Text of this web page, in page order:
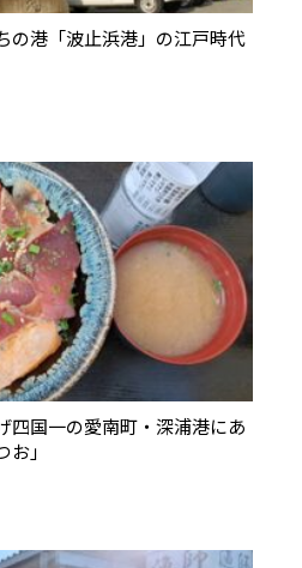
の港「波止浜港」の江戸時代
四国一の愛南町・深浦港にあ
」